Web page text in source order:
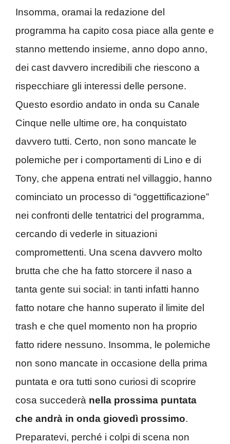
Insomma, oramai la redazione del
programma ha capito cosa piace alla gente e
stanno mettendo insieme, anno dopo anno,
dei cast davvero incredibili che riescono a
rispecchiare gli interessi delle persone.
Questo esordio andato in onda su Canale
Cinque nelle ultime ore, ha conquistato
davvero tutti. Certo, non sono mancate le
polemiche per i comportamenti di Lino e di
Tony, che appena entrati nel villaggio, hanno
cominciato un processo di “oggettificazione”
nei confronti delle tentatrici del programma,
cercando di vederle in situazioni
compromettenti. Una scena davvero molto
brutta che che ha fatto storcere il naso a
tanta gente sui social: in tanti infatti hanno
fatto notare che hanno superato il limite del
trash e che quel momento non ha proprio
fatto ridere nessuno. Insomma, le polemiche
non sono mancate in occasione della prima
puntata e ora tutti sono curiosi di scoprire
cosa succederà nella prossima puntata
che andrà in onda giovedì prossimo.
Preparatevi, perché i colpi di scena non